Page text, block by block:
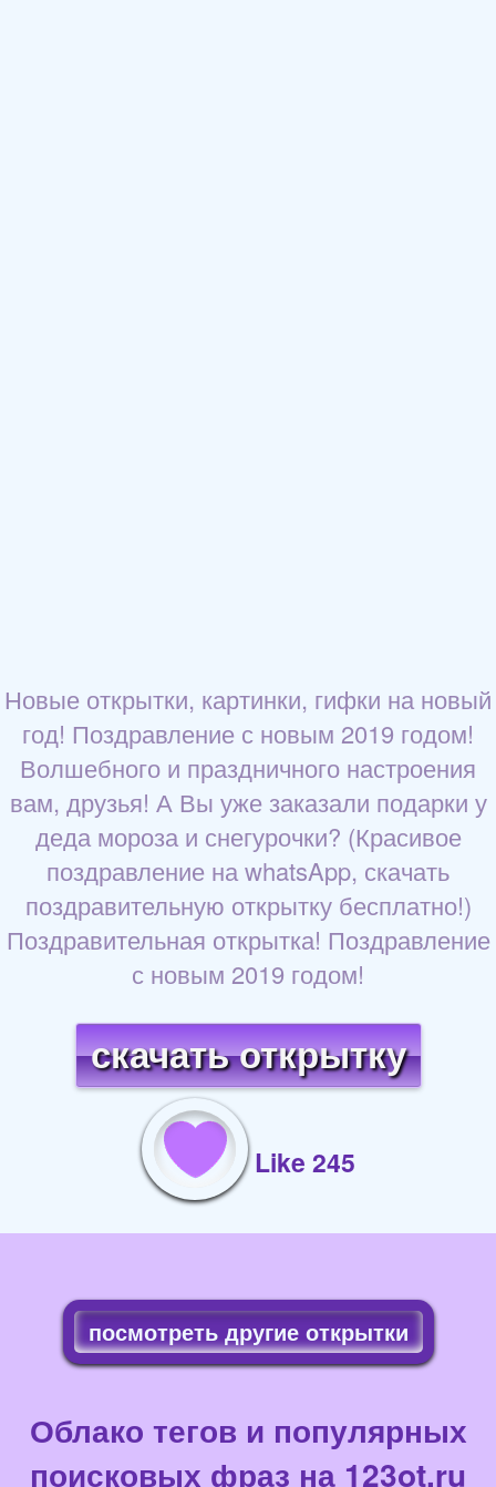
Новые открытки, картинки, гифки на новый
год! Поздравление с новым 2019 годом!
Волшебного и праздничного настроения
вам, друзья! А Вы уже заказали подарки у
деда мороза и снегурочки? (Красивое
поздравление на whatsApp, скачать
поздравительную открытку бесплатно!)
Поздравительная открытка! Поздравление
с новым 2019 годом!
скачать открытку
Like 245
посмотреть другие открытки
Облако тегов и популярных
поисковых фраз на 123ot.ru